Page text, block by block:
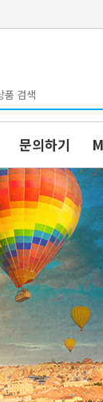
문의하기